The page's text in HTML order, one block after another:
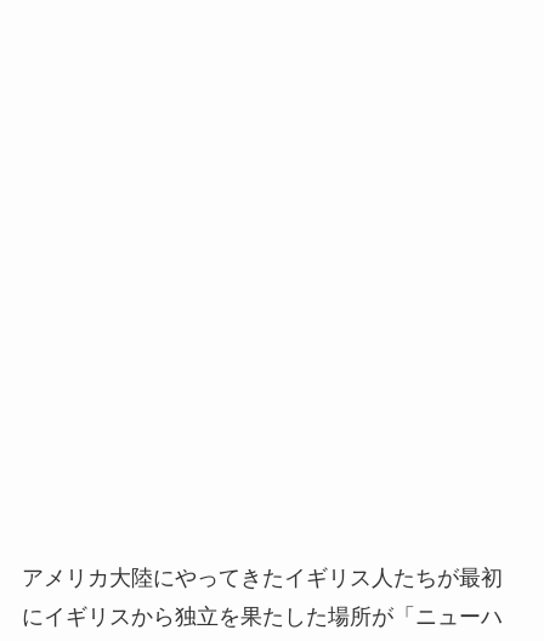
アメリカ大陸にやってきたイギリス人たちが最初
にイギリスから独立を果たした場所が「ニューハ